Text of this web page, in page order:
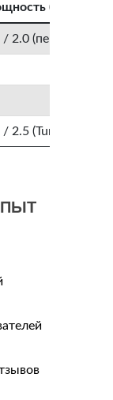
(кВт)
/ 2.0
2.5 (Turbo)